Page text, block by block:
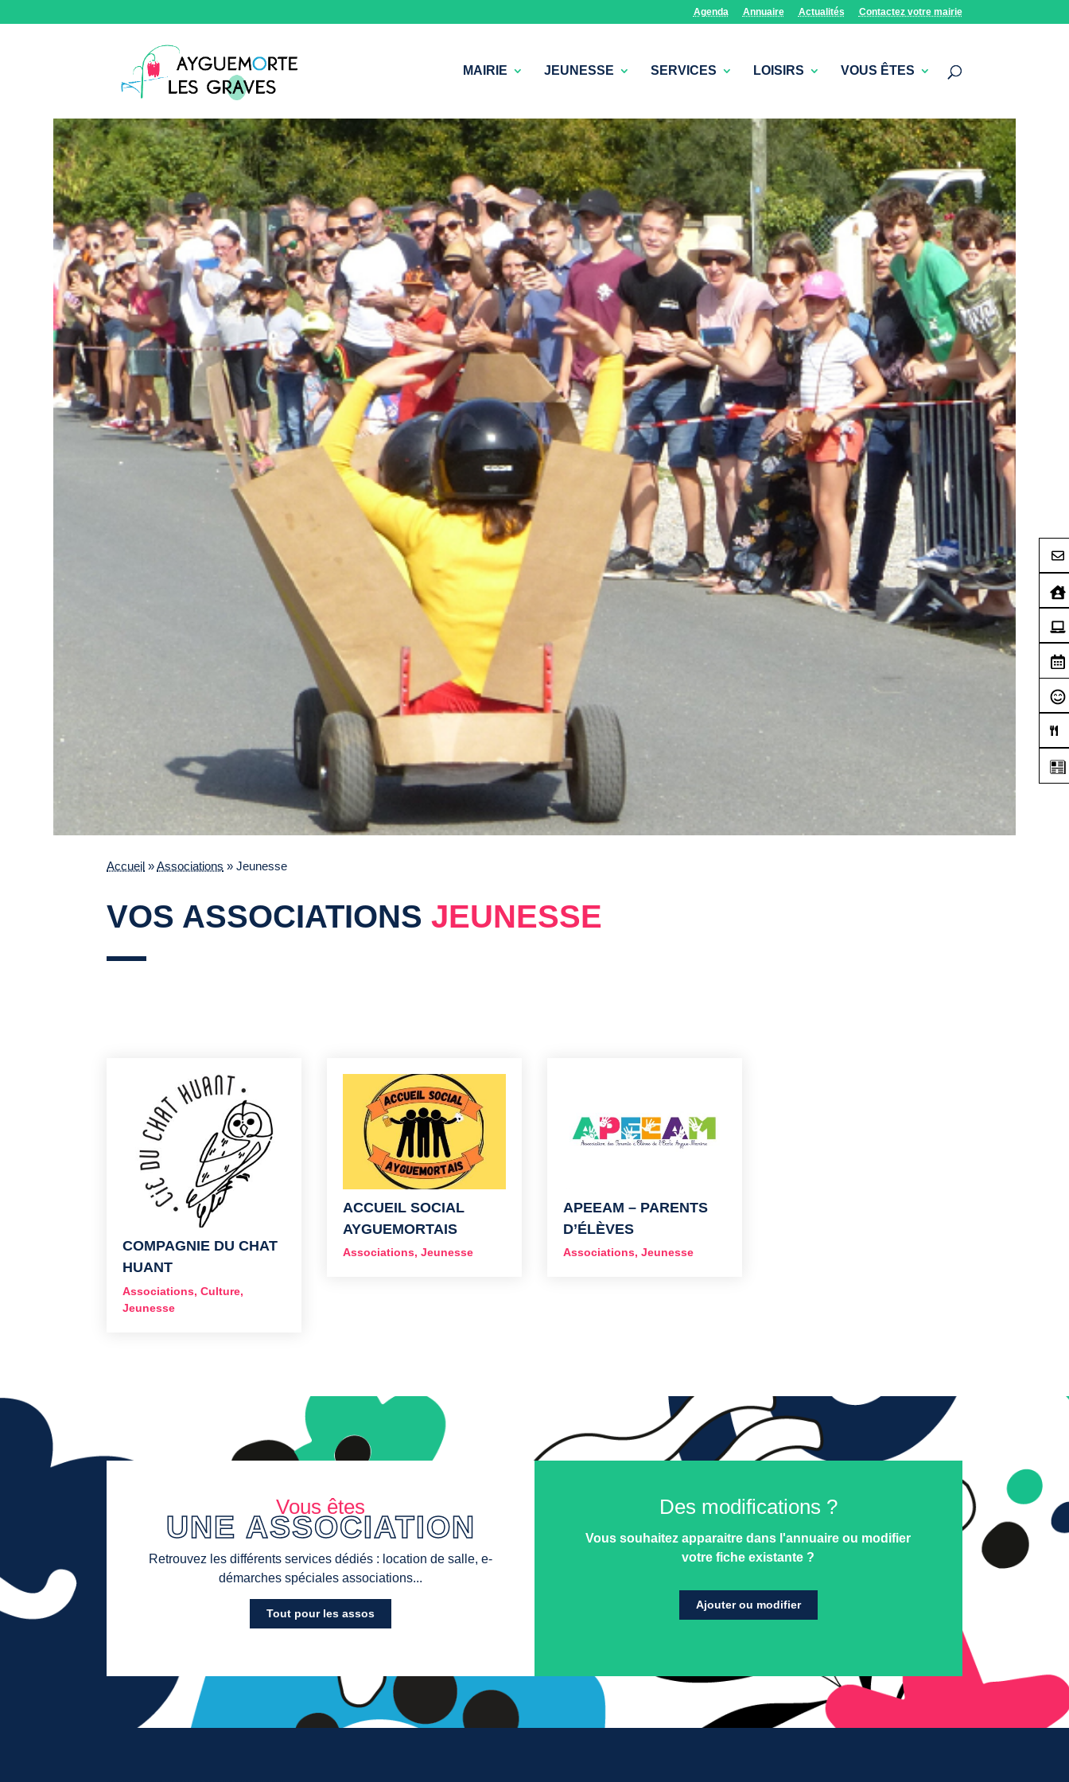
Agenda Annuaire Actualités Contactez votre mairie
MAIRIE JEUNESSE SERVICES LOISIRS VOUS ÊTES
Accueil »Associations »Jeunesse
VOS ASSOCIATIONSJEUNESSE
COMPAGNIE DU CHAT
HUANT
Associations,Culture,
Jeunesse
ACCUEIL SOCIAL
AYGUEMORTAIS
Associations,Jeunesse
APEEAM – PARENTS
D’ÉLÈVES
Associations,Jeunesse
Vous êtes
UNE ASSOCIATION
Retrouvez les différents services dédiés : location de salle, e-
démarches spéciales associations...
Tout pour les assos
Des modifications ?
Vous souhaitez apparaitre dans l'annuaire ou modifier
votre fiche existante ?
Ajouter ou modifier